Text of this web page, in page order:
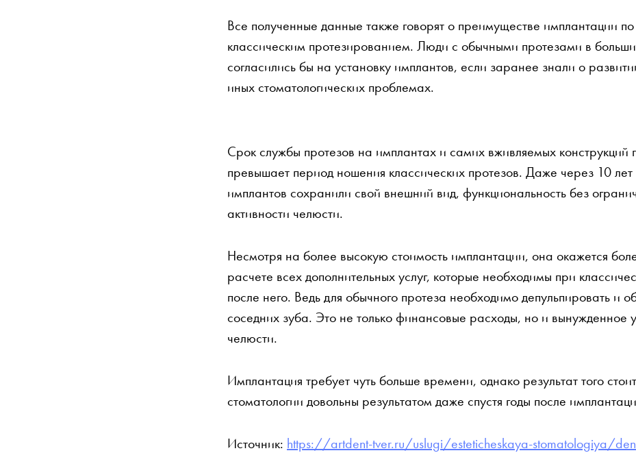
Все полученные данные также говорят о преимуществе имплантации
классическим протезированием. Люди с обычными протезами в
согласились бы на установку имплантов, если заранее знали о
иных стоматологических проблемах.
Срок службы протезов на имплантах и самих вживляемых конструкций
превышает период ношения классических протезов. Даже через 10
имплантов сохранили свой внешний вид, функциональность без
активности челюсти.
Несмотря на более высокую стоимость имплантации, она окажется
расчете всех дополнительных услуг, которые необходимы при
после него. Ведь для обычного протеза необходимо депульпировать и
соседних зуба. Это не только финансовые расходы, но и вынужденное
челюсти.
Имплантация требует чуть больше времени, однако результат того
стоматологии довольны результатом даже спустя годы после
Источник: https://artdent-tver.ru/uslugi/esteticheskaya-stomatologiya/